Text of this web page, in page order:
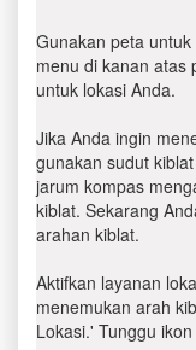
Gunakan peta
menu di kanan atas
untuk lokasi Anda.
Jika Anda ingin
gunakan sudut
jarum kompas
kiblat. Sekarang
arahan kiblat.
Aktifkan layanan
menemukan arah
Lokasi.' Tunggu